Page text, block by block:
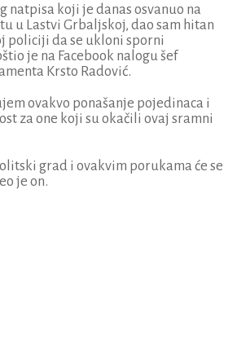
natpisa koji je danas osvanuo na
u Lastvi Grbaljskoj, dao sam hitan
policiji da se ukloni sporni
je na Facebook nalogu šef
Krsto Radović.
ovakvo ponašanje pojedinaca i
za one koji su okačili ovaj sramni
grad i ovakvim porukama će se
je on.